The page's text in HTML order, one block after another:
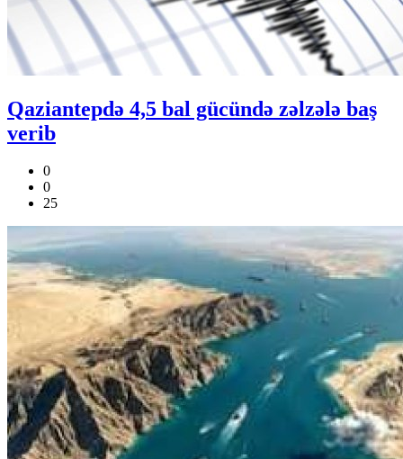
Qaziantepdə 4,5 bal gücündə zəlzələ baş
verib
0
0
25